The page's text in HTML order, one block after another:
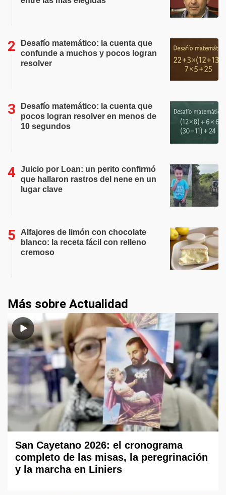
Desafío matemático: la cuenta que
confunde a muchos y pocos logran
resolver
Desafío matemático: la cuenta que
pocos logran resolver en menos de
10 segundos
Juicio por Loan: un perito confirmó
que hallaron rastros del nene en un
lugar clave
Alfajores de limón con chocolate
blanco: la receta fácil con relleno
cremoso
Más sobre Actualidad
San Cayetano 2026: el cronograma
completo de las misas, la peregrinación
y la marcha en Liniers